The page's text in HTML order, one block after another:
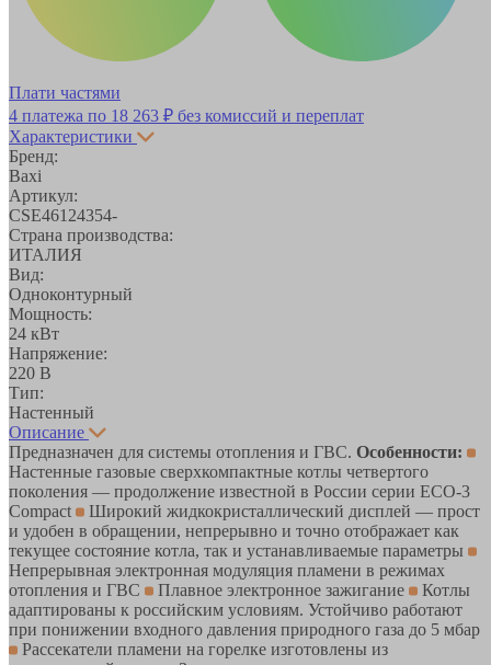
Плати частями
4 платежа по 18 263 ₽ без комиссий и переплат
Характеристики
Бренд:
Baxi
Артикул:
CSE46124354-
Страна производства:
ИТАЛИЯ
Вид:
Одноконтурный
Мощность:
24 кВт
Напряжение:
220 В
Тип:
Настенный
Описание
Предназначен для системы отопления и ГВС. Особенности:
Настенные газовые сверхкомпактные котлы четвертого
поколения — продолжение известной в России серии ECO-3
Compact
Широкий жидкокристаллический дисплей — прост
и удобен в обращении, непрерывно и точно отображает как
текущее состояние котла, так и устанавливаемые параметры
Непрерывная электронная модуляция пламени в режимах
отопления и ГВС
Плавное электронное зажигание
Котлы
адаптированы к российским условиям. Устойчиво работают
при понижении входного давления природного газа до 5 мбар
Рассекатели пламени на горелке изготовлены из